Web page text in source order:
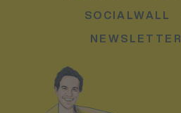
SOCIALWALL
NEWSLETTER